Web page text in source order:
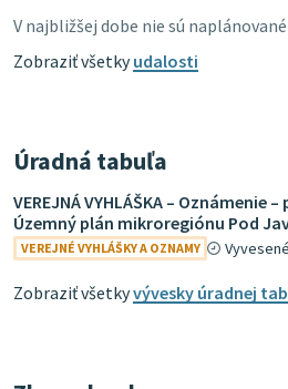
V najbližšej dobe nie sú
Zobraziť všetkyudalosti
Úradná tabuľa
VEREJNÁ VYHLÁŠKA – Oznámenie
Územný plán mikroregiónu Pod
VEREJNÉ VYHLÁŠKY A OZNAMY
Zobraziť všetkyvývesky úradnej